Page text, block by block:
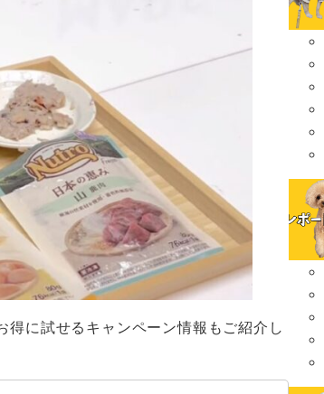
に試せるキャンペーン情報もご紹介し